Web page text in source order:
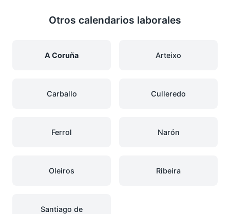
Otros calendarios laborales
A Coruña Arteixo
Carballo Culleredo
Ferrol Narón
Oleiros Ribeira
Santiago de